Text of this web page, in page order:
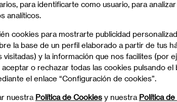
Por lo tanto, algunas empresas
y asesoría financiera, haciendo la
también pueden tener experiencia
permite desempeñar roles intercambiables
y Asesor
para identificarte como usuario, para
analíticos.
cookies para mostrarte publicidad
la base de un perfil elaborado a partir de tus
visitadas) y la información que nos facilites (por
aceptar o rechazar todas las cookies pulsando
el enlace “Configuración de cookies”.
nuestra Política de Cookiesy nuestra Política